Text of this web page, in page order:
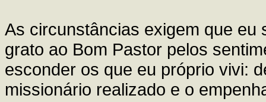
As circunstâncias exigem que eu
grato ao Bom Pastor pelos
esconder os que eu próprio vivi:
missionário realizado e o